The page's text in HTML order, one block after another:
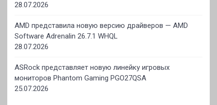
28.07.2026
AMD представила новую версию драйверов — AMD
Software Adrenalin 26.7.1 WHQL
28.07.2026
ASRock представляет новую линейку игровых
мониторов Phantom Gaming PGO27QSA
25.07.2026